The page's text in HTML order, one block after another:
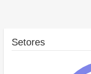
Setores